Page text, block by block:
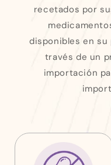
recetados por
disponibles en su
través de un
importación
El medicamento